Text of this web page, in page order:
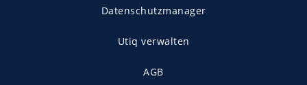
Datenschutzmanager
Utiq verwalten
AGB